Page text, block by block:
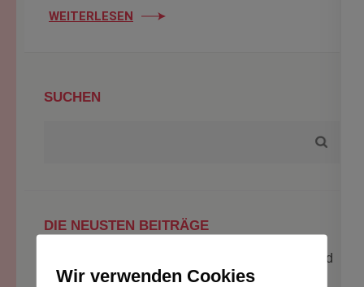
WEITERLESEN
SUCHEN
DIE NEUSTEN BEITRÄGE
Jahresrückblick 2025: Wundervolle Eindrücke und
Erfahrungen
Wir verwenden Cookies